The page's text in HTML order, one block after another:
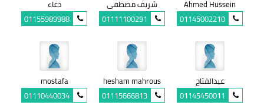
Ahmed Hussein
01145002210
شريف مصطفى
01111100291
دعاء
01155989988
عبدالفتاح
01145450011
hesham mahrous
01115666813
mostafa
01110440034